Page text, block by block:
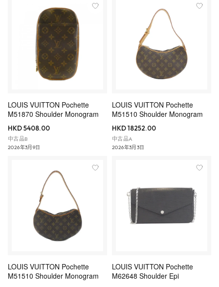
LOUIS VUITTON Pochette
M51870 Shoulder Monogram
HKD 5408.00
中古品B
2026年3月9日
LOUIS VUITTON Pochette
M51510 Shoulder Monogram
HKD 18252.00
中古品A
2026年3月3日
LOUIS VUITTON Pochette
M51510 Shoulder Monogram
LOUIS VUITTON Pochette
M62648 Shoulder Epi